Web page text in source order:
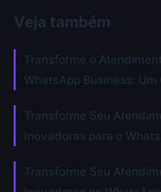
Veja também
Transforme o
WhatsApp Business: Um
Transforme Seu
Inovadoras para o
Transforme Seu